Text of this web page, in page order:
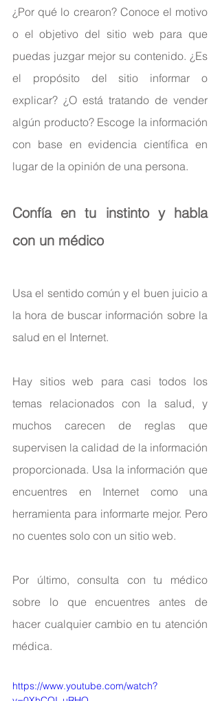
¿Por qué lo crearon? Conoce el motivo
o el objetivo del sitio web para que
puedas juzgar mejor su contenido. ¿Es
el propósito del sitio informar o
explicar? ¿O está tratando de vender
algún producto? Escoge la información
con base en evidencia científica en
lugar de la opinión de una persona.
Confía en tu instinto y habla
con un médico
Usa el sentido común y el buen juicio a
la hora de buscar información sobre la
salud en el Internet.
Hay sitios web para casi todos los
temas relacionados con la salud, y
muchos carecen de reglas que
supervisen la calidad de la información
proporcionada. Usa la información que
encuentres en Internet como una
herramienta para informarte mejor. Pero
no cuentes solo con un sitio web.
Por último, consulta con tu médico
sobre lo que encuentres antes de
hacer cualquier cambio en tu atención
médica.
https://www.youtube.com/watch?